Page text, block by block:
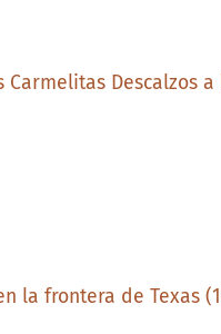
Descalzos
la frontera de Texas